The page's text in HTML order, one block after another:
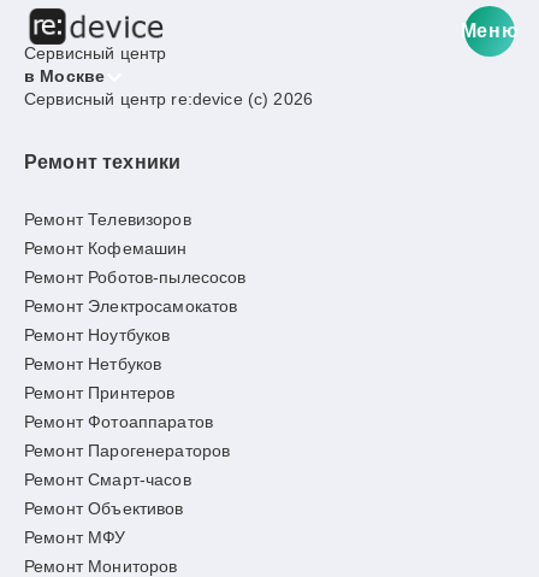
Сервисный центр
в Москве
Меню
Сервисный центр re:device (c) 2026
Ремонт техники
Ремонт Телевизоров
Ремонт Кофемашин
Ремонт Роботов-пылесосов
Ремонт Электросамокатов
Ремонт Ноутбуков
Ремонт Нетбуков
Ремонт Принтеров
Ремонт Фотоаппаратов
Ремонт Парогенераторов
Ремонт Смарт-часов
Ремонт Объективов
Ремонт МФУ
Ремонт Мониторов